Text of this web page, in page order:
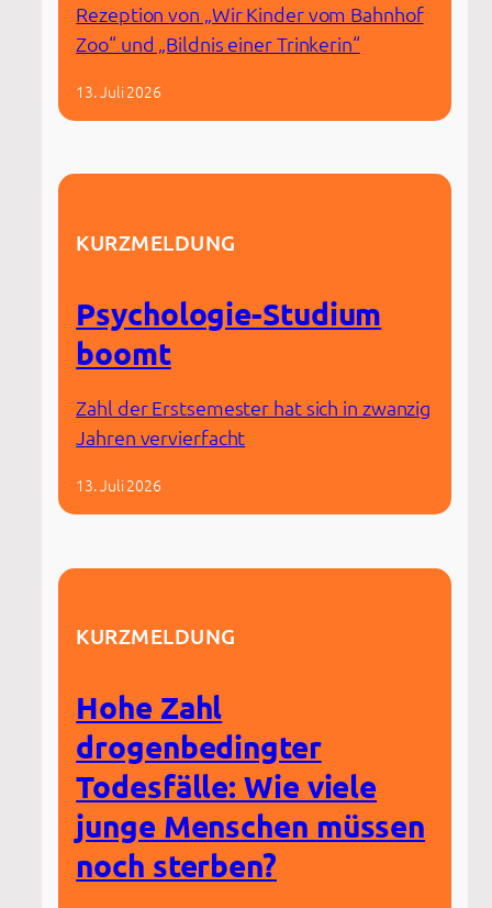
Rezeption von „Wir Kinder vom Bahnhof
Zoo“ und „Bildnis einer Trinkerin“
13. Juli 2026
KURZMELDUNG
Psychologie-Studium
boomt
Zahl der Erstsemester hat sich in zwanzig
Jahren vervierfacht
13. Juli 2026
KURZMELDUNG
Hohe Zahl
drogenbedingter
Todesfälle: Wie viele
junge Menschen müssen
noch sterben?